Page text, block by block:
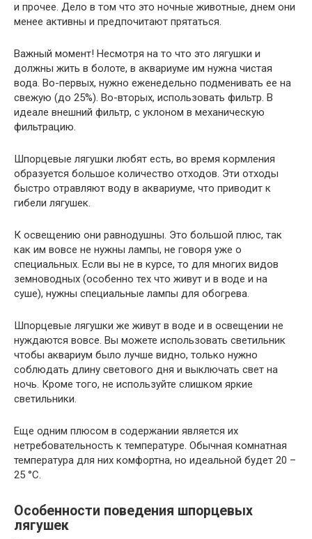
и прочее. Дело в том что это ночные животные, днем они
менее активны и предпочитают прятаться.
Важный момент! Несмотря на то что это лягушки и
должны жить в болоте, в аквариуме им нужна чистая
вода. Во-первых, нужно еженедельно подменивать ее на
свежую (до 25%). Во-вторых, использовать фильтр. В
идеале внешний фильтр, с уклоном в механическую
фильтрацию.
Шпорцевые лягушки любят есть, во время кормления
образуется большое количество отходов. Эти отходы
быстро отравляют воду в аквариуме, что приводит к
гибели лягушек.
К освещению они равнодушны. Это большой плюс, так
как им вовсе не нужны лампы, не говоря уже о
специальных. Если вы не в курсе, то для многих видов
земноводных (особенно тех что живут и в воде и на
суше), нужны специальные лампы для обогрева.
Шпорцевые лягушки же живут в воде и в освещении не
нуждаются вовсе. Вы можете использовать светильник
чтобы аквариум было лучше видно, только нужно
соблюдать длину светового дня и выключать свет на
ночь. Кроме того, не используйте слишком яркие
светильники.
Еще одним плюсом в содержании является их
нетребовательность к температуре. Обычная комнатная
температура для них комфортна, но идеальной будет 20 –
25 °С.
Особенности поведения шпорцевых
лягушек